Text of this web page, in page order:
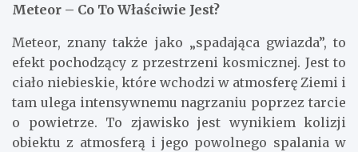
Meteor – Co To Właściwie Jest?
Meteor, znany także jako „spadająca gwiazda”, to
efekt pochodzący z przestrzeni kosmicznej. Jest to
ciało niebieskie, które wchodzi w atmosferę Ziemi i
tam ulega intensywnemu nagrzaniu poprzez tarcie
o powietrze. To zjawisko jest wynikiem kolizji
obiektu z atmosferą i jego powolnego spalania w